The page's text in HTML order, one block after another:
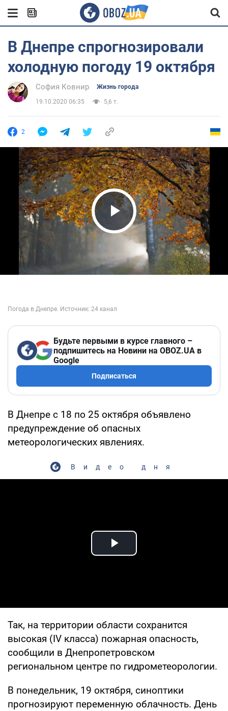
В Днепре спрогнозировали
холодную погоду 19 октября
София Ковнир Жизнь города
19.10.2020 06:35 5,6 т.
2
Play Video
Будьте первыми в курсе главного –
подпишитесь на Новини на OBOZ.UA в
Google
Подписаться
В Днепре с 18 по 25 октября объявлено
предупреждение об опасных
метеорологических явлениях.
Видео дня
Play Video
Так, на территории области сохранится
высокая (IV класса) пожарная опасность,
сообщили в Днепропетровском
региональном центре по гидрометеорологии.
В понедельник, 19 октября, синоптики
прогнозируют переменную облачность. День